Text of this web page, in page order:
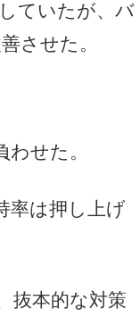
ていたが、バ
させた。
せた。
率は押し上げ
抜本的な対策